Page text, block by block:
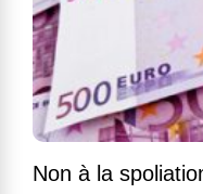
Non à la